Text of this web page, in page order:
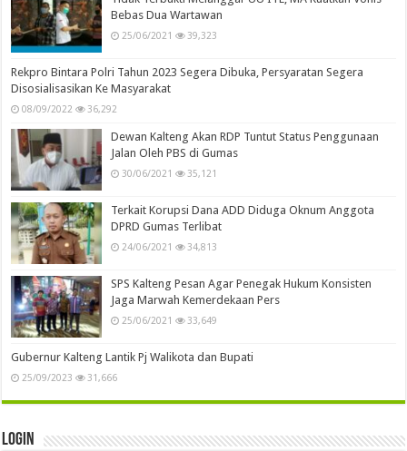
Bebas Dua Wartawan
25/06/2021 39,323
Rekpro Bintara Polri Tahun 2023 Segera Dibuka, Persyaratan Segera
Disosialisasikan Ke Masyarakat
08/09/2022 36,292
Dewan Kalteng Akan RDP Tuntut Status Penggunaan
Jalan Oleh PBS di Gumas
30/06/2021 35,121
Terkait Korupsi Dana ADD Diduga Oknum Anggota
DPRD Gumas Terlibat
24/06/2021 34,813
SPS Kalteng Pesan Agar Penegak Hukum Konsisten
Jaga Marwah Kemerdekaan Pers
25/06/2021 33,649
Gubernur Kalteng Lantik Pj Walikota dan Bupati
25/09/2023 31,666
Login